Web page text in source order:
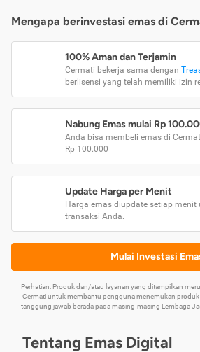
Mengapa berinvestasi emas di
100% Aman dan Terjamin
Cermati bekerja sama dengan
berlisensi yang telah memiliki izin
Nabung Emas mulai Rp
Anda bisa membeli emas di
Rp 100.000
Update Harga per Menit
Harga emas diupdate setiap menit
transaksi Anda.
Mulai Investasi
Perhatian: Produk dan/atau layanan yang ditampilkan
Cermati untuk membantu pengguna menemukan produk
tanggung jawab berada pada masing-masing Lembaga
Tentang Emas Digital